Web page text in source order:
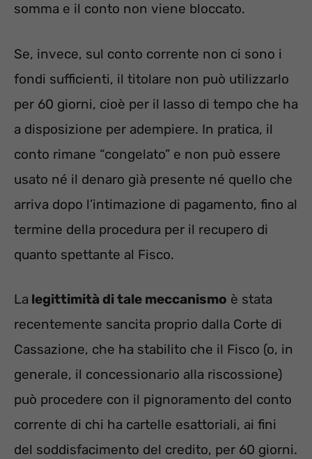
somma e il conto non viene bloccato.
Se, invece, sul conto corrente non ci sono i
fondi sufficienti, il titolare non può utilizzarlo
per 60 giorni, cioè per il lasso di tempo che ha
a disposizione per adempiere. In pratica, il
conto rimane “congelato” e non può essere
usato né il denaro già presente né quello che
arriva dopo l’intimazione di pagamento, fino al
termine della procedura per il recupero di
quanto spettante al Fisco.
La legittimità di tale meccanismo è stata
recentemente sancita proprio dalla Corte di
Cassazione, che ha stabilito che il Fisco (o, in
generale, il concessionario alla riscossione)
può procedere con il pignoramento del conto
corrente di chi ha cartelle esattoriali, ai fini
del soddisfacimento del credito, per 60 giorni.